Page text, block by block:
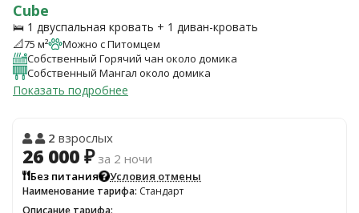
Cube
🛌 1 двуспальная кровать + 1 диван-кровать
📐75 м²
Можно с Питомцем
Собственный Горячий чан около домика
Собственный Мангал около домика
Показать подробнее
2 взрослых
26 000 ₽за 2 ночи
Без питания Условия отмены
Наименование тарифа: Стандарт
Описание тарифа: